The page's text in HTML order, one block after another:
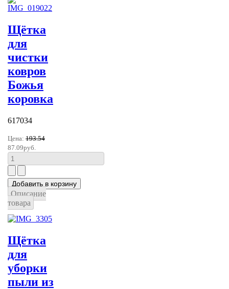
Щётка
для
чистки
ковров
Божья
коровка
617034
Цена: 193.54
87.09руб.
Описание
товара
Щётка
для
уборки
пыли из